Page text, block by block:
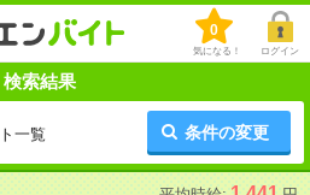
0
気になる！ ログイン
検索結果
一覧 条件の変更